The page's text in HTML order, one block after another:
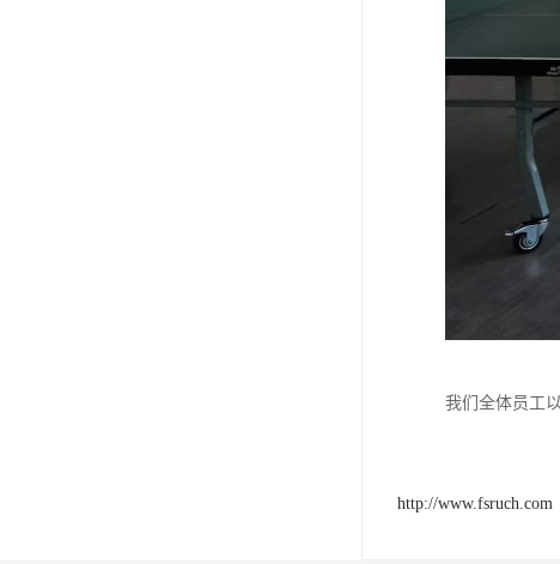
我们全体员工
http://www.fsruch.com